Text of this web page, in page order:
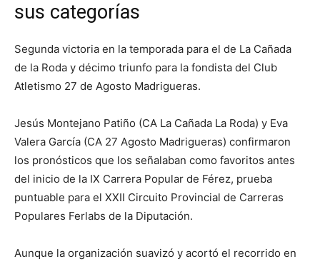
sus categorías
Segunda victoria en la temporada para el de La Cañada
de la Roda y décimo triunfo para la fondista del Club
Atletismo 27 de Agosto Madrigueras.
Jesús Montejano Patiño (CA La Cañada La Roda) y Eva
Valera García (CA 27 Agosto Madrigueras) confirmaron
los pronósticos que los señalaban como favoritos antes
del inicio de la IX Carrera Popular de Férez, prueba
puntuable para el XXII Circuito Provincial de Carreras
Populares Ferlabs de la Diputación.
Aunque la organización suavizó y acortó el recorrido en